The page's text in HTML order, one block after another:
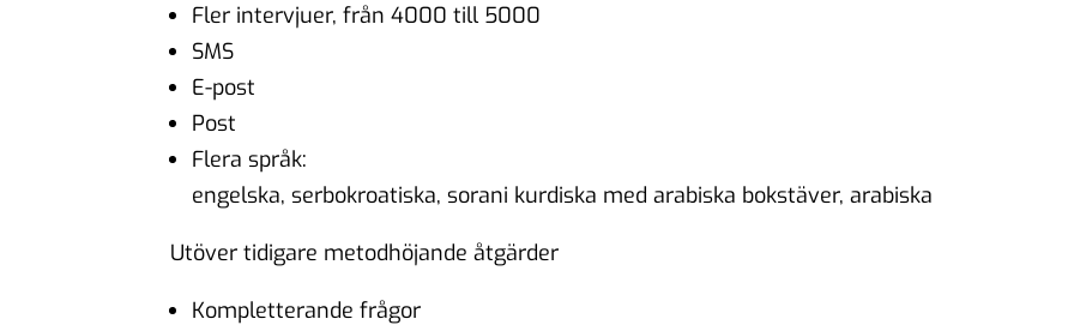
Fler intervjuer, från 4000 till 5000
SMS
E-post
Post
Flera språk:
engelska, serbokroatiska, sorani kurdiska med arabiska bokstäver, arabiska
Utöver tidigare metodhöjande åtgärder
Kompletterande frågor